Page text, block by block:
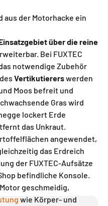
aus der Motorhacke ein
über die reine
Bei FUXTEC
notwendige Zubehör
Vertikutiererswerden
Moos befreit und
Gras wird
lockert Erde
das Unkraut.
angewendet,
das Erdreich
der FUXTEC-Aufsätze
befindliche Konsole.
geschmeidig,
wie Körper- und